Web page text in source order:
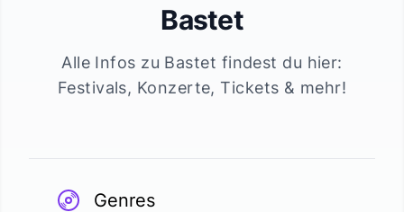
Bastet
Alle Infos zu Bastet findest du hier:
Festivals, Konzerte, Tickets & mehr!
Genres